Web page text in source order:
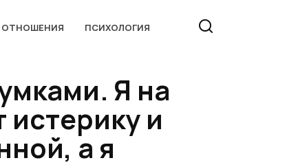
ОТНОШЕНИЯ ПСИХОЛОГИЯ
Я на
и
а я